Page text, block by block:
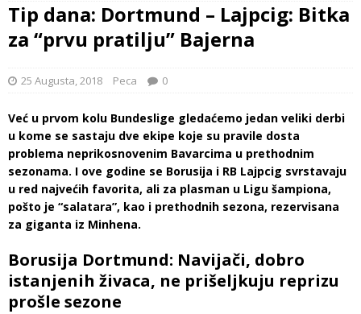
Tip dana: Dortmund – Lajpcig: Bitka
za “prvu pratilju” Bajerna
25 Augusta, 2018 Peca 0
Već u prvom kolu Bundeslige gledaćemo jedan veliki derbi
u kome se sastaju dve ekipe koje su pravile dosta
problema neprikosnovenim Bavarcima u prethodnim
sezonama. I ove godine se Borusija i RB Lajpcig svrstavaju
u red najvećih favorita, ali za plasman u Ligu šampiona,
pošto je “salatara”, kao i prethodnih sezona, rezervisana
za giganta iz Minhena.
Borusija Dortmund: Navijači, dobro
istanjenih živaca, ne prišeljkuju reprizu
prošle sezone